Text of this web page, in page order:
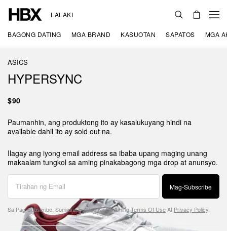
LALAKI
BAGONG DATING MGA BRAND KASUOTAN SAPATOS MGA
ASICS
HYPERSYNC
$90
Paumanhin, ang produktong ito ay kasalukuyang hindi na
available dahil ito ay sold out na.
Ilagay ang iyong email address sa ibaba upang maging unang
makaalam tungkol sa aming pinakabagong mga drop at anunsyo.
Mag-Subscribe
Sa Pag-Subscribe, Sumasang-Ayon Ka Sa AmingTerms Of UseAt Privacy Policy